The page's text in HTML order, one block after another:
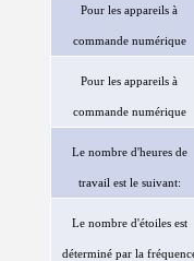
Pour les appareils à
commande numérique
Pour les appareils à
commande numérique
Le nombre d'heures de
travail est le suivant:
Le nombre d'étoiles est
déterminé par la